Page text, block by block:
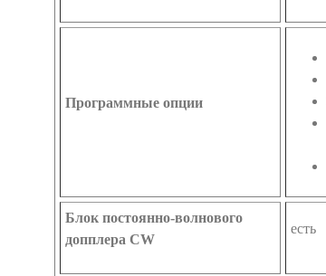
Программные опции
Блок постоянно-волнового
допплера CW
есть